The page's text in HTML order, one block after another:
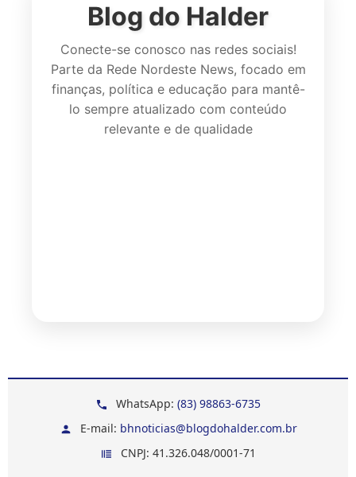
Blog do Halder
Conecte-se conosco nas redes sociais!
Parte da Rede Nordeste News, focado em
finanças, política e educação para mantê-
lo sempre atualizado com conteúdo
relevante e de qualidade
WhatsApp: (83) 98863-6735
E-mail: bhnoticias@blogdohalder.com.br
CNPJ: 41.326.048/0001-71